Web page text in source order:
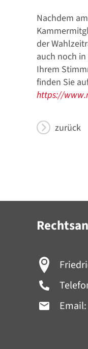
Formulare
Nachdem
der
auch noch
Ihrem
finden Sie
https://
zurück
Email: